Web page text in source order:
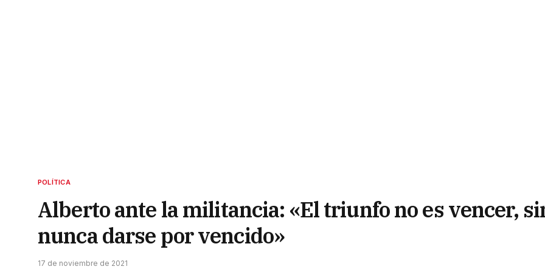
POLÍTICA
Alberto ante la militancia: «El triunfo no es vencer,
nunca darse por vencido»
17 de noviembre de 2021